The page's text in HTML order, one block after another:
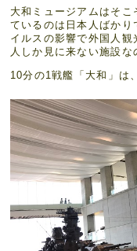
大和ミュージアムはそ
ているのは日本人ばか
イルスの影響で外国人
人しか見に来ない施設な
10分の1戦艦「大和」は